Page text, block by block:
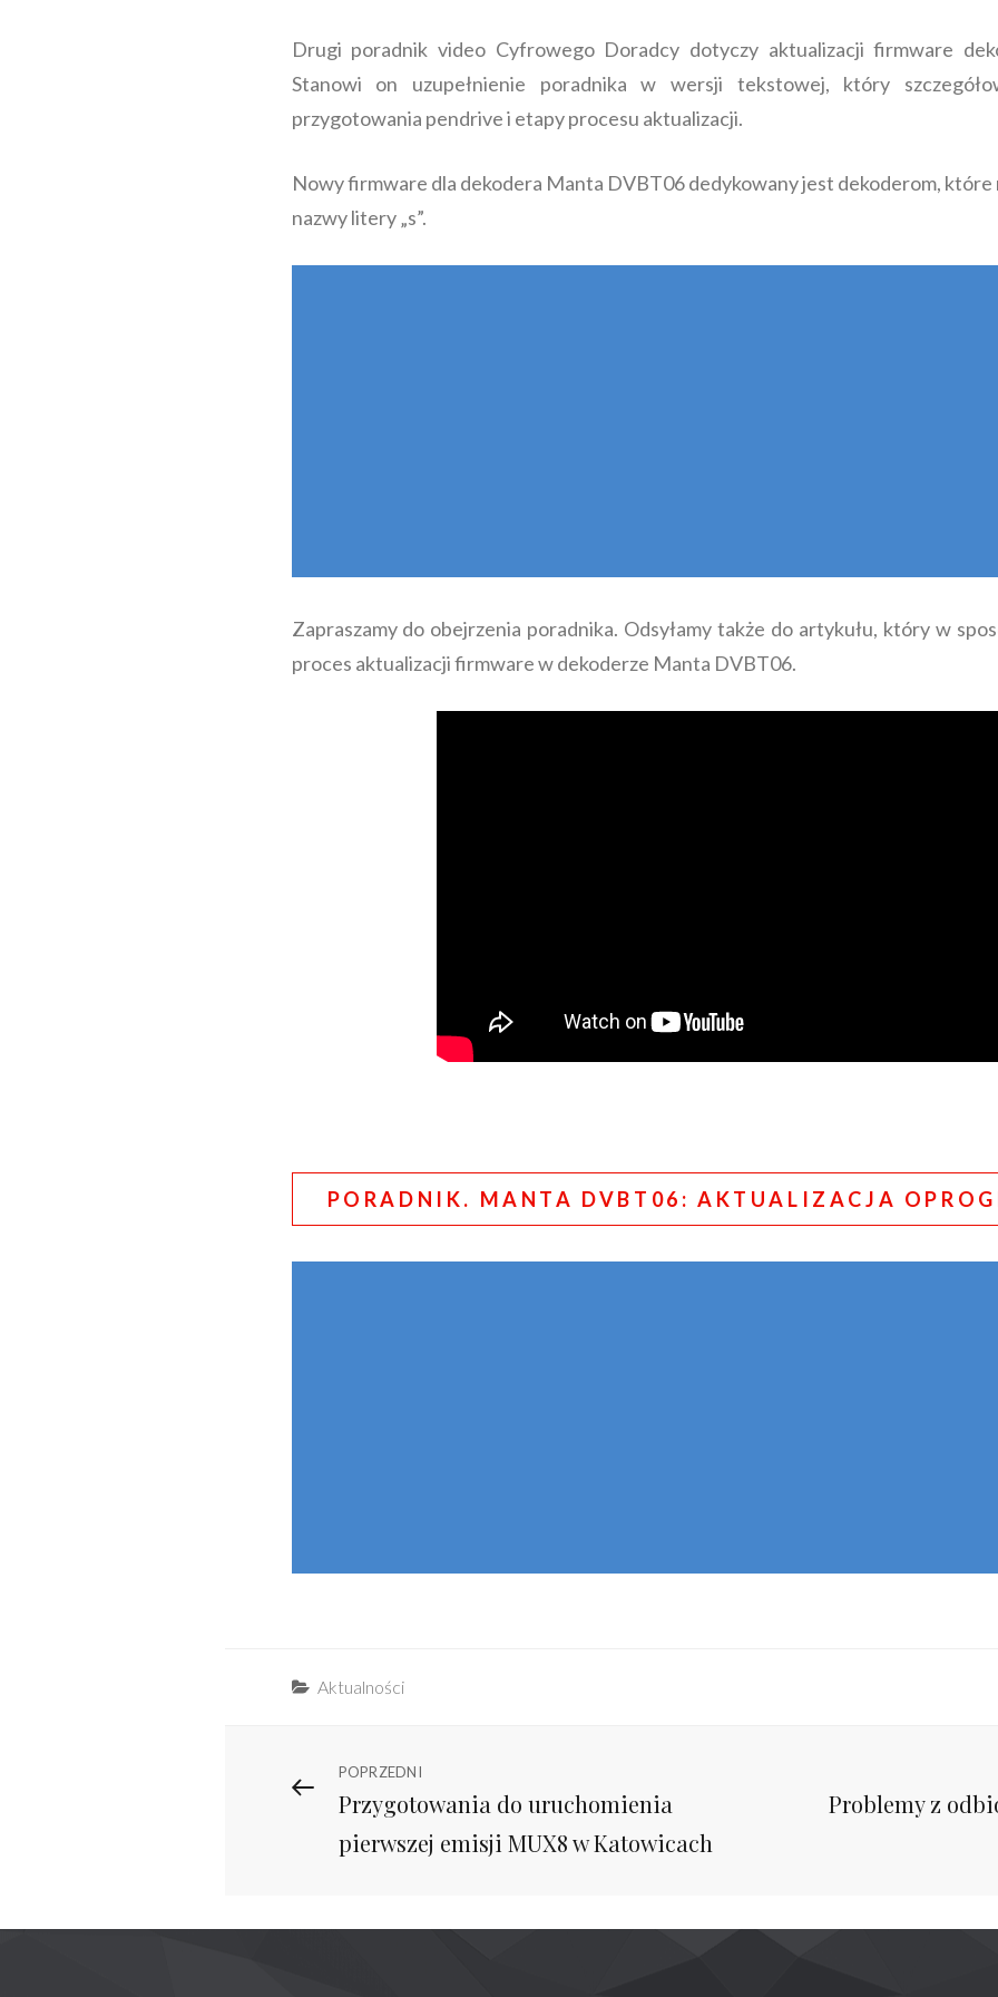
Drugi poradnik video Cyfrowego Doradcy dotyczy aktualizacji firmware
Stanowi on uzupełnienie poradnika w wersji tekstowej, który
przygotowania pendrive i etapy procesu aktualizacji.
Nowy firmware dla dekodera Manta DVBT06 dedykowany jest dekoderom, które
nazwy litery „s”.
Zapraszamy do obejrzenia poradnika. Odsyłamy także do artykułu, który w
proces aktualizacji firmware w dekoderze Manta DVBT06.
PORADNIK. MANTA DVBT06: AKTUALIZACJA
Categories
Aktualności
Nawigacja
wpisu
Previous
Post
POPRZEDNI
Przygotowania do uruchomienia
pierwszej emisji MUX8 w Katowicach
Problemy z